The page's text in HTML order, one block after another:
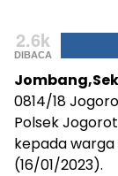
2.6k
DIBACA
0814/18
Polsek
kepada warga
(16/01/2023).